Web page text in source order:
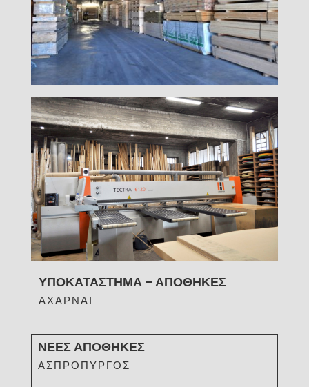
ΥΠΟΚΑΤΑΣΤΗΜΑ – ΑΠΟΘΗΚΕΣ
ΑΧΑΡΝΑΙ
ΝΕΕΣ ΑΠΟΘΗΚΕΣ
ΑΣΠΡΟΠΥΡΓΟΣ